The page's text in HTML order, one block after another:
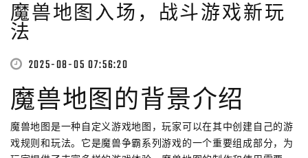
魔兽地图入场，战斗游戏新玩
法
2025-08-05 07:56:20
魔兽地图的背景介绍
魔兽地图是一种自定义游戏地图，玩家可以在其中创建自己的游
戏规则和玩法。它是魔兽争霸系列游戏的一个重要组成部分，为